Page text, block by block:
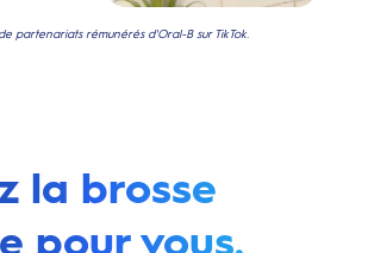
partenariats rémunérés d'Oral-B sur TikTok.
la brosse
pour vous.